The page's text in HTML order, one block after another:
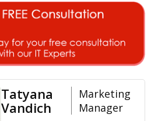
Tatyana
Vandich
Marketing
Manager